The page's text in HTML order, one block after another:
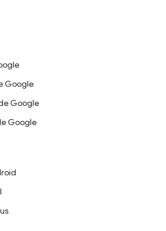
Google
Google
Google